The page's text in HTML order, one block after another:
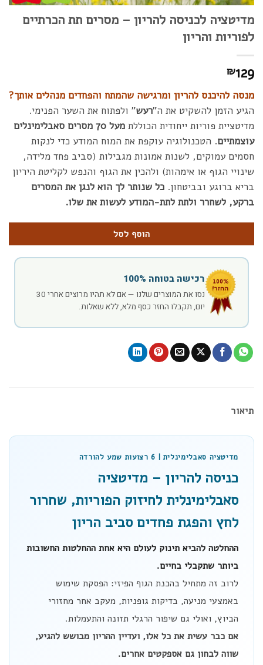
מדיטציה לכניסה להריון – מסרים תת הכרתיים
לפוריות והריון
₪129
מנסה להיכנס להריון ומרגישה שהמתח והפחדים מנהלים אותך?
הגיע הזמן להשקיט את ה"רעש" ולפתוח את השער הפנימי.
מדיטציית פוריות ייחודית הכוללת
מעל 70 מסרים סאבלימינלים
עוצמתיים. הטכנולוגיה עוקפת את המוח המודע כדי לנקות
חסמים עמוקים, לשנות אמונות מגבילות (סביב פחד מלידה,
שינויי הגוף או אימהות) ולהכין את הגוף והנפש לקליטת היריון
בריא ברוגע ובביטחון. כל שנותר לך הוא לנגן את המסרים
ברקע, לשחרר ולתת לתת-המודע לעשות את שלו.
הוסף לסל
רכישה בטוחה 100%
נסו את המוצרים שלנו — אם לא תהיו מרוצים אחרי 30
יום, תקבלו החזר כסף מלא, ללא שאלות.
תיאור
מדיטציה סאבלימינלית | 6 רצועות שמע להורדה
כניסה להריון – מדיטציה
סאבלימינלית לחיזוק הפוריות, שחרור
לחץ והפגת פחדים סביב הריון
ההחלטה להביא תינוק לעולם היא אחת ההחלטות החשובות
ביותר שתקבלי בחיים.
לרוב זה מתחיל בהכנת הגוף הפיזי: הפסקת שימוש
באמצעי מניעה, בדיקות גופניות, מעקב אחר מחזורי
הביוץ, ואולי גם שיפור הרגלי תזונה והתעמלות.
אם כבר עשית את כל אלו, ועדיין ההריון מבושש להגיע,
שווה לבחון גם אספקטים אחרים.